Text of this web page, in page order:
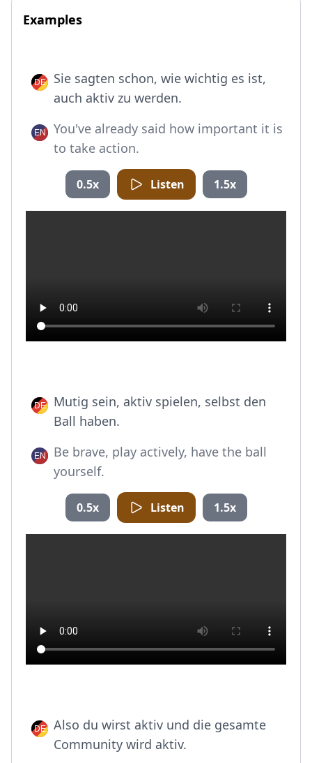
Examples
Sie sagten schon, wie wichtig es ist,
auch aktiv zu werden.
You've already said how important it is
to take action.
0.5x Listen 1.5x
Mutig sein, aktiv spielen, selbst den
Ball haben.
Be brave, play actively, have the ball
yourself.
0.5x Listen 1.5x
Also du wirst aktiv und die gesamte
Community wird aktiv.